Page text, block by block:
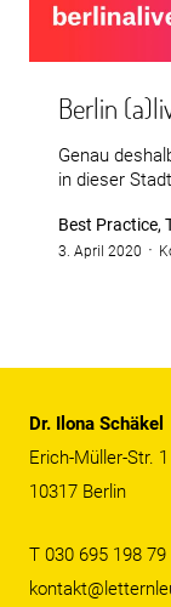
Berlin
Genau
in dieser
Best Practice,
3. April 2020
Dr. Ilona Schäkel
Erich-Müller-Str. 1
10317 Berlin
T 030 695 198 79